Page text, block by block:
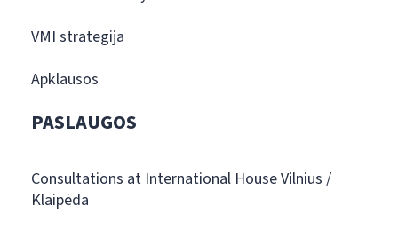
VMI strategija
Apklausos
PASLAUGOS
Consultations at International House Vilnius /
Klaipėda